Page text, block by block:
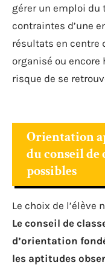
gérer un emploi du
contraintes d’une
résultats en centre
organisé ou
risque de se
Orientation
du conseil de
possibles
Le choix de l’élève
Le conseil de
d’orientation
les aptitudes